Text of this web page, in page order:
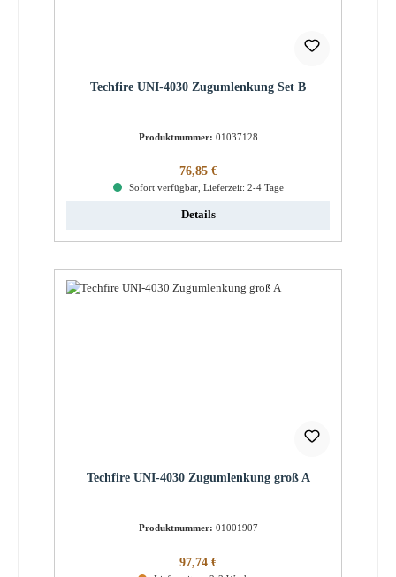
Techfire UNI-4030 Zugumlenkung Set B
Produktnummer: 01037128
Regulärer Preis:
76,85 €
Sofort verfügbar, Lieferzeit: 2-4 Tage
Details
Techfire UNI-4030 Zugumlenkung groß A
Produktnummer: 01001907
Regulärer Preis:
97,74 €